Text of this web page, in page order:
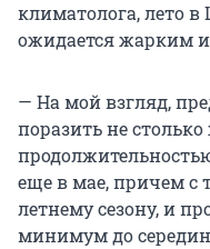
климатолога, лето
ожидается жарким
— На мой взгляд,
поразить не
еще в мае, причем с
летнему сезону, и
минимум до